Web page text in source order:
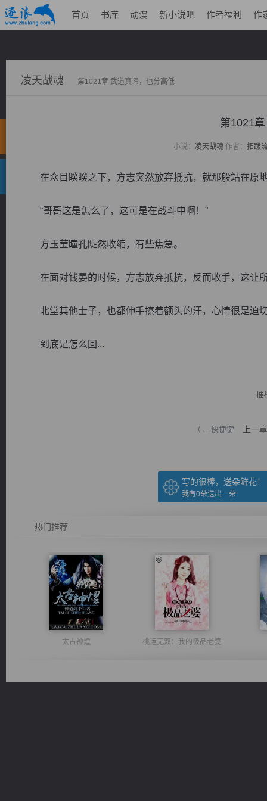
首页 书库 动漫 新小说吧 作者福利 作
凌天战魂 第1021章 武道真谛，也分高低
第1021
小说： 凌天战魂作者： 拓跋
在众目睽睽之下，方志突然放弃抵抗，就那般站在原
“哥哥这是怎么了，这可是在战斗中啊！”
方玉莹瞳孔陡然收缩，有些焦急。
在面对钱晏的时候，方志放弃抵抗，反而收手，这让
北堂其他士子，也都伸手擦着额头的汗，心情很是迫
到底是怎么回...
推
（← 快捷键 上一章
写的很棒，送朵鲜花！
我有0朵送出一朵
热门推荐
太古神煌 桃运无双：我的极品老婆